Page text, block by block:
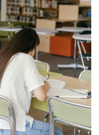
met à mal la
l’enseignement
d’un système
superfétatoire, voire à…